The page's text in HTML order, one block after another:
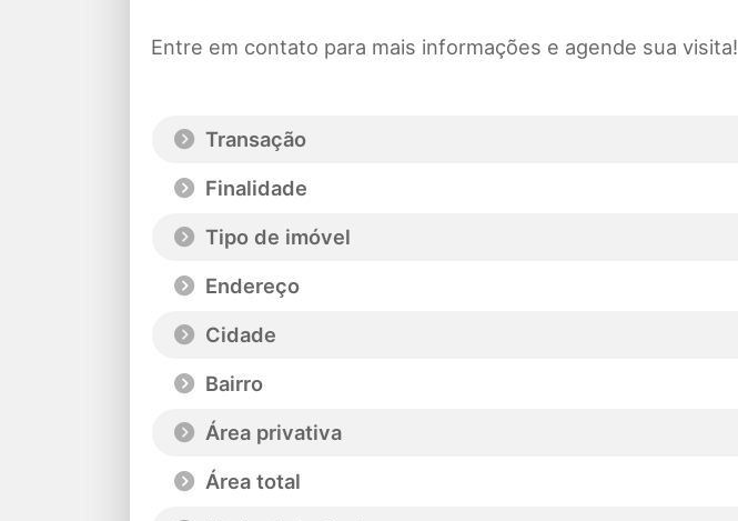
Entre em contato para mais informações e agende sua visita!
Transação
Finalidade
Tipo de imóvel
Endereço
Cidade
Bairro
Área privativa
Área total